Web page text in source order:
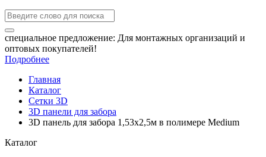
специальное предложение: Для монтажных организаций и
оптовых покупателей!
Подробнее
Главная
Каталог
Сетки 3D
3D панели для забора
3D панель для забора 1,53x2,5м в полимере Medium
Каталог